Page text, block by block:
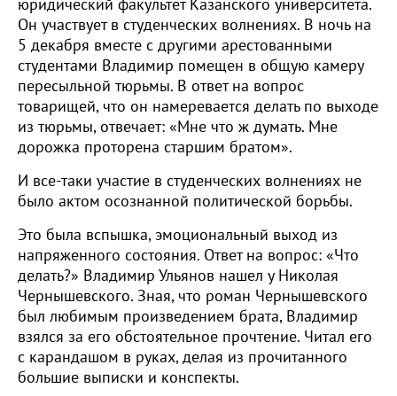
юридический факультет Казанского университета.
Он участвует в студенческих волнениях. В ночь на
5 декабря вместе с другими арестованными
студентами Владимир помещен в общую камеру
пересыльной тюрьмы. В ответ на вопрос
товарищей, что он намеревается делать по выходе
из тюрьмы, отвечает: «Мне что ж думать. Мне
дорожка проторена старшим братом».
И все-таки участие в студенческих волнениях не
было актом осознанной политической борьбы.
Это была вспышка, эмоциональный выход из
напряженного состояния. Ответ на вопрос: «Что
делать?» Владимир Ульянов нашел у Николая
Чернышевского. Зная, что роман Чернышевского
был любимым произведением брата, Владимир
взялся за его обстоятельное прочтение. Читал его
с карандашом в руках, делая из прочитанного
большие выписки и конспекты.